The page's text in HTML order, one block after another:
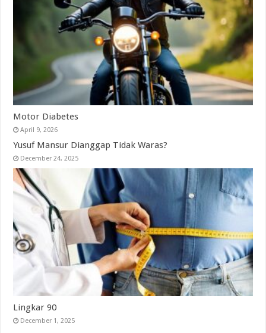
Motor Diabetes
April 9, 2026
Yusuf Mansur Dianggap Tidak Waras?
December 24, 2025
Lingkar 90
December 1, 2025